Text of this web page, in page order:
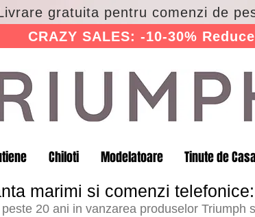
gratuita pentru comenzi de
CRAZY SALES: -10-30%
Chiloti Modelatoare Tinute de
marimi si comenzi
20 ani in vanzarea produselor Triumph